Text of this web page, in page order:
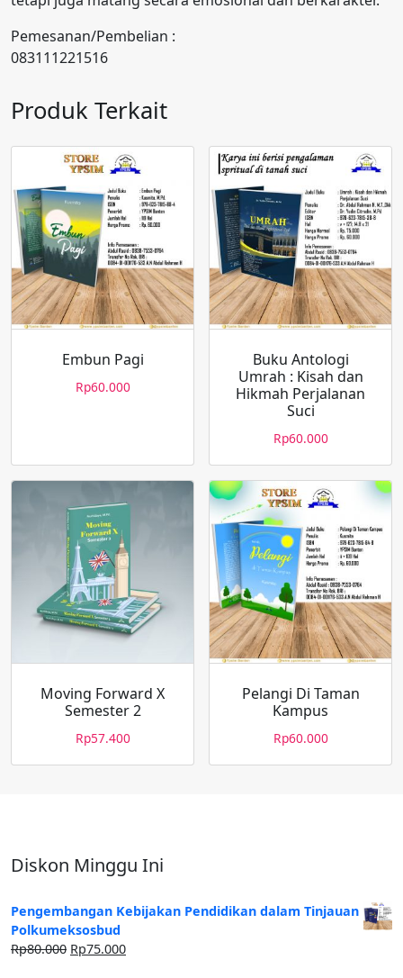
Pemesanan/Pembelian :
083111221516
Produk Terkait
Embun Pagi
Rp60.000
Buku Antologi
Umrah : Kisah dan
Hikmah Perjalanan
Suci
Rp60.000
Moving Forward X
Semester 2
Rp57.400
Pelangi Di Taman
Kampus
Rp60.000
Diskon Minggu Ini
Pengembangan Kebijakan Pendidikan dalam Tinjauan
Polkumeksosbud
Rp80.000 Rp75.000